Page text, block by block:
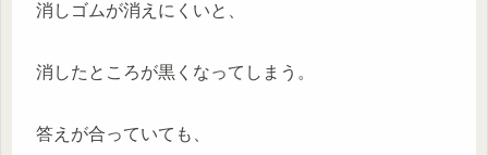
消しゴムが消えにくいと、
消したところが黒くなってしまう。
答えが合っていても、